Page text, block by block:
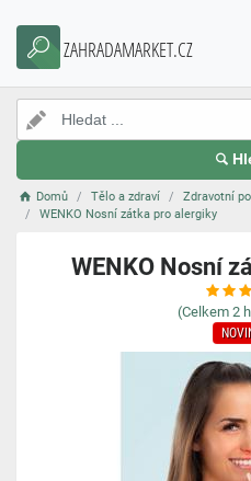
ZAHRADAMARKET.CZ
Domů Tělo a zdraví Zdravotní
WENKO Nosní zátka pro alergiky
WENKO Nosní
(Celkem 2